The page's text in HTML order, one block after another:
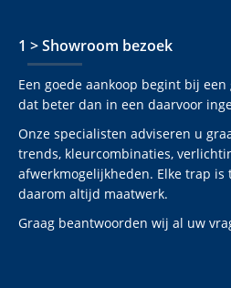
1 > Showroom bezoek
Een goede aankoop begint bij een
dat beter dan in een daarvoor
Onze specialisten adviseren u
trends, kleurcombinaties,
afwerkmogelijkheden. Elke trap is
daarom altijd maatwerk.
Graag beantwoorden wij al uw